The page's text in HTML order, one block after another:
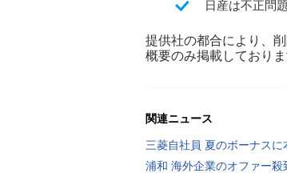
日産は不正問
提供社の都合により、削
概要のみ掲載しておりま
関連ニュース
三菱自社員 夏のボーナスに
浦和 海外企業のオファー殺